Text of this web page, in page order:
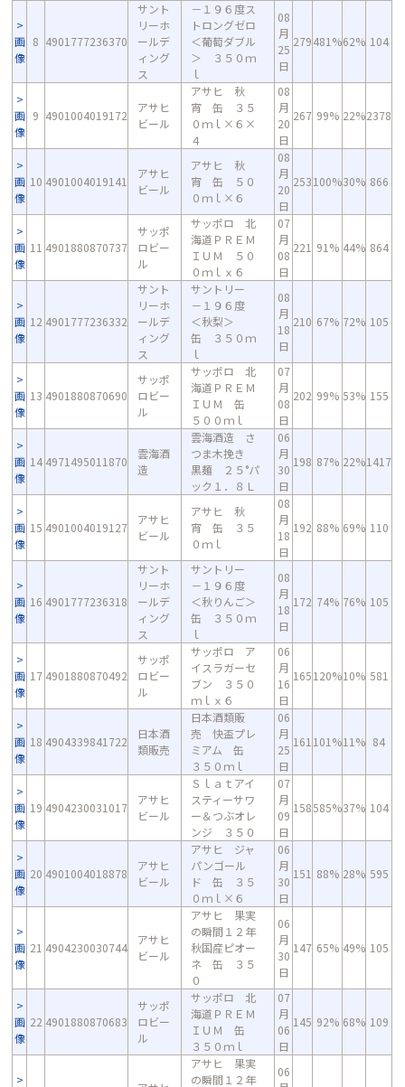
画
像
8 4901777236370
サント
リーホ
ールデ
ィング
ス
－１９６度ス
トロングゼロ
＜葡萄ダブル
＞ ３５０ｍ
ｌ
08
月
25
日
279481%62% 104
画
像
9 4901004019172
アサヒ
ビール
アサヒ 秋
宵 缶 ３５
０ｍｌ×６×
４
08
月
20
日
267 99% 22%2378
画
像
10 4901004019141
アサヒ
ビール
アサヒ 秋
宵 缶 ５０
０ｍｌ×６
08
月
20
日
253100%30% 866
画
像
11 4901880870737
サッポ
ロビー
ル
サッポロ 北
海道ＰＲＥＭ
ＩＵＭ ５０
０ｍｌｘ６
07
月
08
日
221 91% 44% 864
画
像
12 4901777236332
サント
リーホ
ールデ
ィング
ス
サントリー
－１９６度
＜秋梨＞
缶 ３５０ｍ
ｌ
08
月
18
日
210 67% 72% 105
画
像
13 4901880870690
サッポ
ロビー
ル
サッポロ 北
海道ＰＲＥＭ
ＩＵＭ 缶
５００ｍｌ
07
月
08
日
202 99% 53% 155
画
像
14 4971495011870
雲海酒
造
雲海酒造 さ
つま木挽き
黒麺 ２５°パ
ック１．８Ｌ
06
月
30
日
198 87% 22%1417
画
像
15 4901004019127
アサヒ
ビール
アサヒ 秋
宵 缶 ３５
０ｍｌ
08
月
18
日
192 88% 69% 110
画
像
16 4901777236318
サント
リーホ
ールデ
ィング
ス
サントリー
－１９６度
＜秋りんご＞
缶 ３５０ｍ
ｌ
08
月
18
日
172 74% 76% 105
画
像
17 4901880870492
サッポ
ロビー
ル
サッポロ ア
イスラガーセ
ブン ３５０
ｍｌｘ６
06
月
16
日
165120%10% 581
画
像
18 4904339841722
日本酒
類販売
日本酒類販
売 快盃プレ
ミアム 缶
３５０ｍｌ
06
月
25
日
161 101%11% 84
画
像
19 4904230031017
アサヒ
ビール
Ｓｌａｔアイ
スティーサワ
ー＆つぶオレ
ンジ ３５０
07
月
09
日
158585%37% 104
画
像
20 4901004018878
アサヒ
ビール
アサヒ ジャ
パンゴール
ド 缶 ３５
０ｍｌ×６
06
月
30
日
151 88% 28% 595
画
像
21 4904230030744
アサヒ
ビール
アサヒ 果実
の瞬間１２年
秋国産ピオー
ネ 缶 ３５
０
06
月
30
日
147 65% 49% 105
画
像
22 4901880870683
サッポ
ロビー
ル
サッポロ 北
海道ＰＲＥＭ
ＩＵＭ 缶
３５０ｍｌ
07
月
06
日
145 92% 68% 109
アサヒ 果実
の瞬間１２年
06